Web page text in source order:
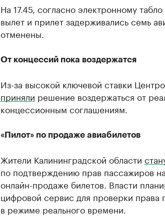
На 17.45, согласно электронному
вылет и прилет задерживались семь
отменены.
От концессий пока воздержатся
Из-за высокой ключевой ставки
приняли решение воздержаться от
концессионным соглашениям.
«Пилот» по продаже авиабилетов
Жители Калининградской области
по подтверждению прав пассажиров
онлайн-продаже билетов. Власти
цифровой сервис для проверки права
в режиме реального времени.